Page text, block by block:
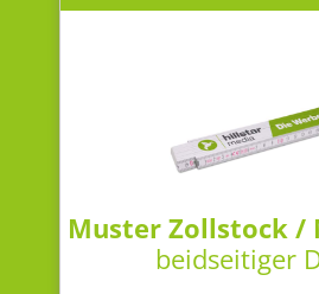
Muster Zollstock /
beidseitiger